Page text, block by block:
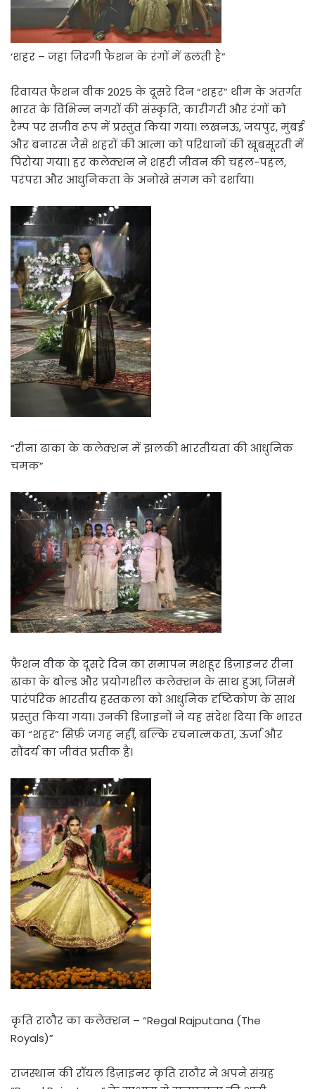
‘शहर – जहां ज़िंदगी फैशन के रंगों में ढलती है”
रिवायत फैशन वीक 2025 के दूसरे दिन “शहर” थीम के अंतर्गत
भारत के विभिन्न नगरों की संस्कृति, कारीगरी और रंगों को
रैम्प पर सजीव रूप में प्रस्तुत किया गया। लखनऊ, जयपुर, मुंबई
और बनारस जैसे शहरों की आत्मा को परिधानों की खूबसूरती में
पिरोया गया। हर कलेक्शन ने शहरी जीवन की चहल-पहल,
परंपरा और आधुनिकता के अनोखे संगम को दर्शाया।
“रीना ढाका के कलेक्शन में झलकी भारतीयता की आधुनिक
चमक”
फैशन वीक के दूसरे दिन का समापन मशहूर डिज़ाइनर रीना
ढाका के बोल्ड और प्रयोगशील कलेक्शन के साथ हुआ, जिसमें
पारंपरिक भारतीय हस्तकला को आधुनिक दृष्टिकोण के साथ
प्रस्तुत किया गया। उनकी डिज़ाइनों ने यह संदेश दिया कि भारत
का “शहर” सिर्फ़ जगह नहीं, बल्कि रचनात्मकता, ऊर्जा और
सौंदर्य का जीवंत प्रतीक है।
कृति राठौर का कलेक्शन – “Regal Rajputana (The
Royals)”
राजस्थान की रॉयल डिज़ाइनर कृति राठौर ने अपने संग्रह